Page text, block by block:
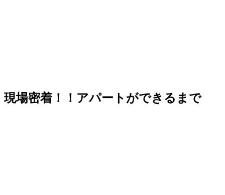
現場密着！！アパートができるまで